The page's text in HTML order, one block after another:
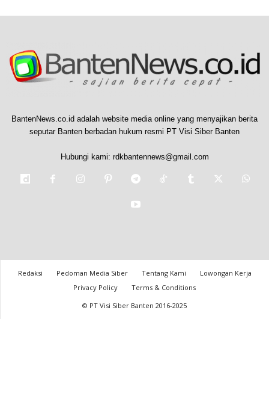
BantenNews.co.id adalah website media online yang menyajikan berita
seputar Banten berbadan hukum resmi PT Visi Siber Banten
Hubungi kami: rdkbantennews@gmail.com
Redaksi Pedoman Media Siber Tentang Kami
Lowongan Kerja
Privacy Policy
Terms & Conditions
© PT Visi Siber Banten 2016-2025